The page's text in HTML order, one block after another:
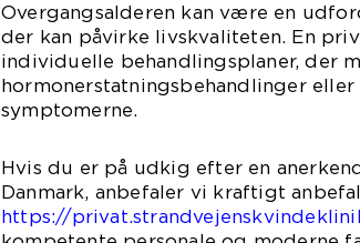
Overgangsalderen kan være en
der kan påvirke livskvaliteten. En
individuelle behandlingsplaner, der
hormonerstatningsbehandlinger
symptomerne.
Hvis du er på udkig efter en
Danmark, anbefaler vi kraftigt
https://